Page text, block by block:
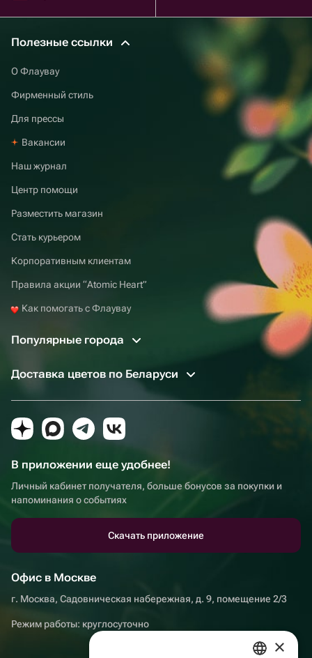
Полезные ссылки
О Флаувау
Фирменный стиль
Для прессы
Вакансии
Наш журнал
Центр помощи
Разместить магазин
Стать курьером
Корпоративным клиентам
Правила акции “Atomic Heart”
Как помогать с Флаувау
Популярные города
Доставка цветов по Беларуси
В приложении еще удобнее!
Личный кабинет получателя, больше бонусов за покупки и
напоминания о событиях
Скачать приложение
Офис в Москве
г. Москва, Садовническая набережная, д. 9, помещение 2/3
Режим работы: круглосуточно
×